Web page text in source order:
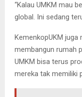
“Kalau UMKM mau
global. Ini sedang
KemenkopUKM
membangun rumah
UMKM bisa terus
mereka tak memiliki